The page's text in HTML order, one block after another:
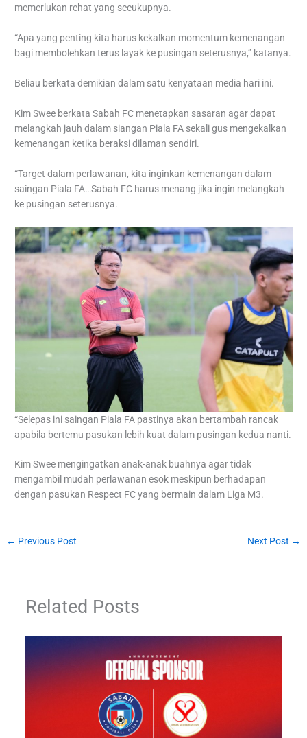
memerlukan rehat yang secukupnya.
“Apa yang penting kita harus kekalkan momentum kemenangan
bagi membolehkan terus layak ke pusingan seterusnya,” katanya.
Beliau berkata demikian dalam satu kenyataan media hari ini.
Kim Swee berkata Sabah FC menetapkan sasaran agar dapat
melangkah jauh dalam siangan Piala FA sekali gus mengekalkan
kemenangan ketika beraksi dilaman sendiri.
“Target dalam perlawanan, kita inginkan kemenangan dalam
saingan Piala FA…Sabah FC harus menang jika ingin melangkah
ke pusingan seterusnya.
“Selepas ini saingan Piala FA pastinya akan bertambah rancak
apabila bertemu pasukan lebih kuat dalam pusingan kedua nanti.
Kim Swee mengingatkan anak-anak buahnya agar tidak
mengambil mudah perlawanan esok meskipun berhadapan
dengan pasukan Respect FC yang bermain dalam Liga M3.
← Previous Post Next Post →
Related Posts